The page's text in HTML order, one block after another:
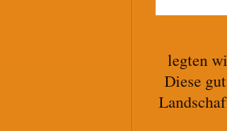
legten
Diese